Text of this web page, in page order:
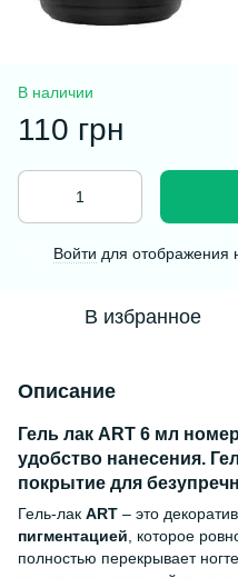
В наличии
110 грн
Войти для отображения
В избранное
Описание
Гель лак ART 6 мл
удобство нанесения.
покрытие для
Гель-лак ART – это
пигментацией , которое
полностью перекрывает